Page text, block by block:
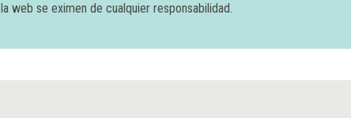
la web se eximen de cualquier responsabilidad.